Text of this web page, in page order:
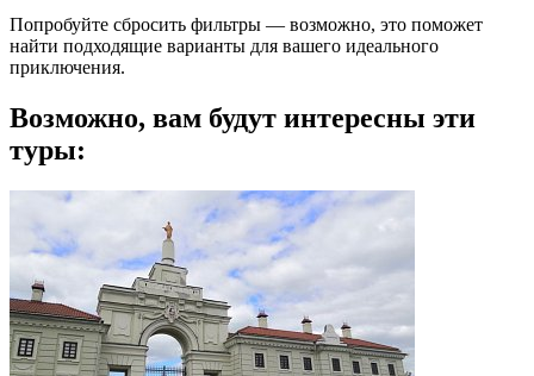
Попробуйте сбросить фильтры — возможно, это поможет
найти подходящие варианты для вашего идеального
приключения.
Возможно, вам будут интересны эти
туры: